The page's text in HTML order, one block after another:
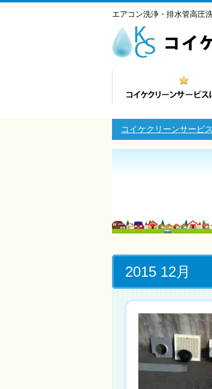
エアコン洗浄・排水管高圧
コイケクリーンサービ
2015 12月